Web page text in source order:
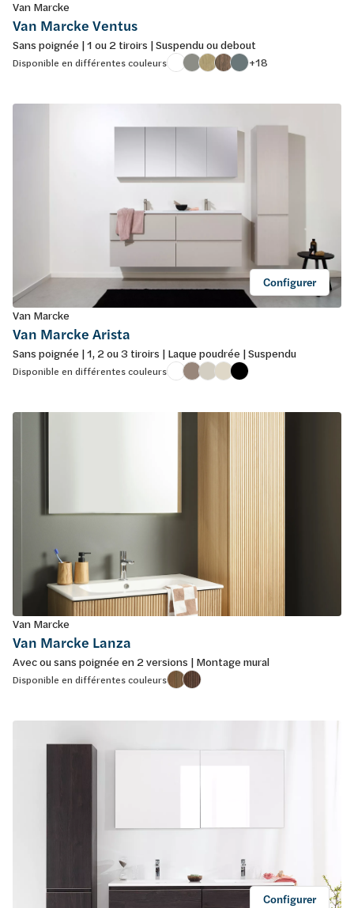
Van Marcke
Van Marcke Ventus
Sans poignée | 1 ou 2 tiroirs | Suspendu ou debout
Disponible en différentes couleurs +18
Configurer
Van Marcke
Van Marcke Arista
Sans poignée | 1, 2 ou 3 tiroirs | Laque poudrée | Suspendu
Disponible en différentes couleurs
Van Marcke
Van Marcke Lanza
Avec ou sans poignée en 2 versions | Montage mural
Disponible en différentes couleurs
Configurer